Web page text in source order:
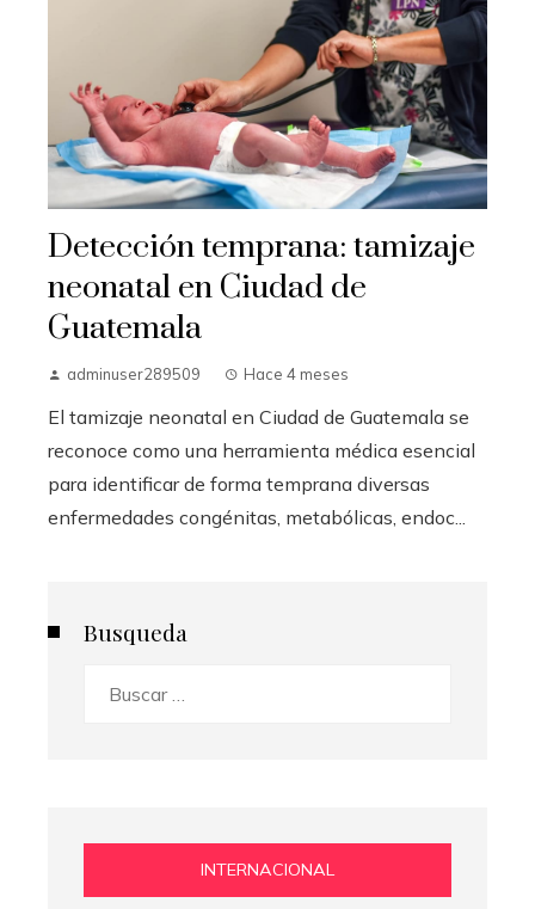
Detección temprana: tamizaje
neonatal en Ciudad de
Guatemala
adminuser289509 Hace 4 meses
El tamizaje neonatal en Ciudad de Guatemala se
reconoce como una herramienta médica esencial
para identificar de forma temprana diversas
enfermedades congénitas, metabólicas, endoc...
Busqueda
INTERNACIONAL